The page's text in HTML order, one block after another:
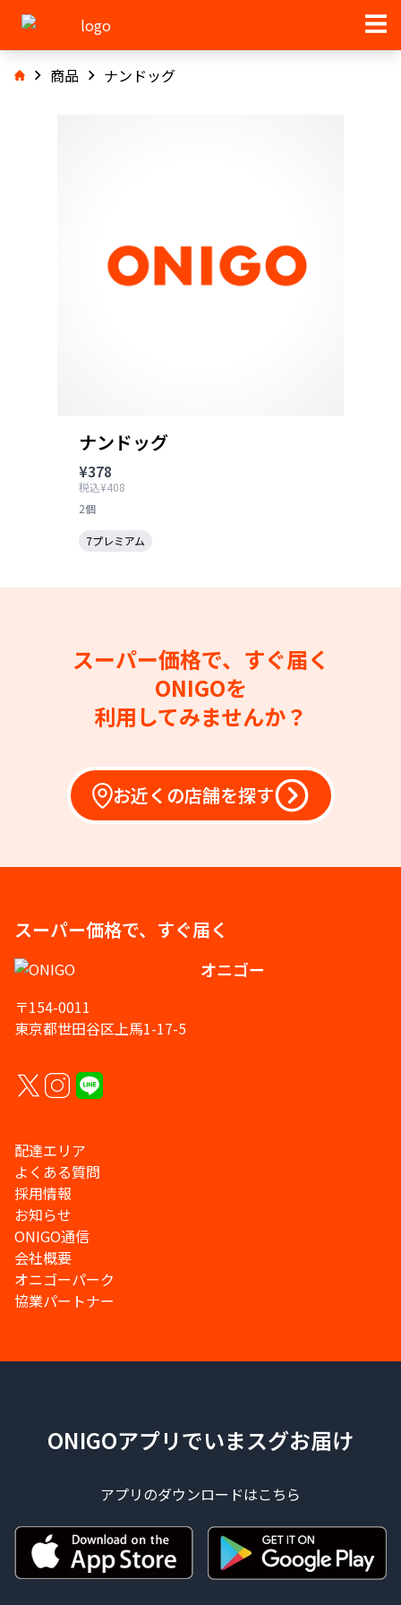
商品 ナンドッグ
ナンドッグ
¥378
税込¥408
2個
7プレミアム
スーパー価格で、すぐ届く
ONIGOを
利用してみませんか？
お近くの店舗を探す
スーパー価格で、すぐ届く
オニゴー
〒154-0011
東京都世田谷区上馬1-17-5
配達エリア
よくある質問
採用情報
お知らせ
ONIGO通信
会社概要
オニゴーパーク
協業パートナー
ONIGOアプリでいまスグお届け
アプリのダウンロードはこちら